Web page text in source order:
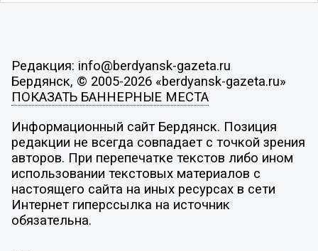
Редакция: info@berdyansk-gazeta.ru
Бердянск, © 2005-2026 «berdyansk-gazeta.ru»
ПОКАЗАТЬ БАННЕРНЫЕ МЕСТА
Информационный сайт Бердянск. Позиция
редакции не всегда совпадает с точкой зрения
авторов. При перепечатке текстов либо ином
использовании текстовых материалов с
настоящего сайта на иных ресурсах в сети
Интернет гиперссылка на источник
обязательна.